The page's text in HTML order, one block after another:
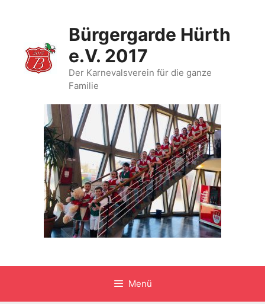
springen
Bürgergarde Hürth
e.V. 2017
Der Karnevalsverein für die ganze
Familie
Menü